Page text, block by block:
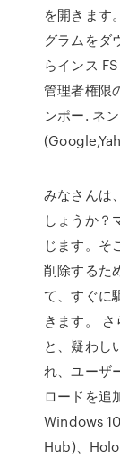
を開きます
グラムをダ
らインス
管理者権限
ンポー. ネ
みなさんは
しょうか？
じます。そ
削除するた
て、すぐに
きます。
と、疑わし
れ、ユーザ
ロードを追
Windows
Hub)、